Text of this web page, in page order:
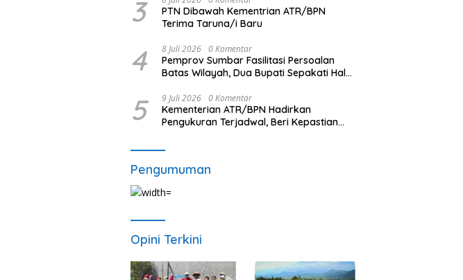
3
PTN Dibawah Kementrian ATR/BPN
Terima Taruna/i Baru
4 8 Juli 2026 0 Komentar
Pemprov Sumbar Fasilitasi Persoalan
Batas Wilayah, Dua Bupati Sepakati Hal
5 9 Juli 2026 0 Komentar
Kementerian ATR/BPN Hadirkan
Pengukuran Terjadwal, Beri Kepastian
Pengumuman
Opini Terkini